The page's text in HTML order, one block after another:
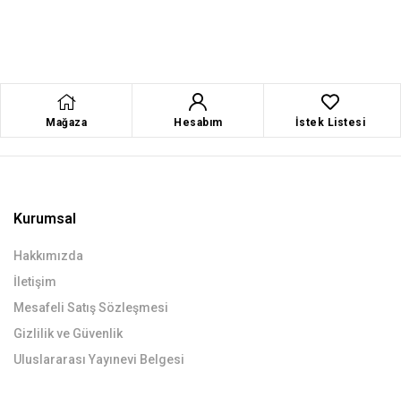
Mağaza Hesabım İstek Listesi
Kurumsal
Hakkımızda
İletişim
Mesafeli Satış Sözleşmesi
Gizlilik ve Güvenlik
Uluslararası Yayınevi Belgesi